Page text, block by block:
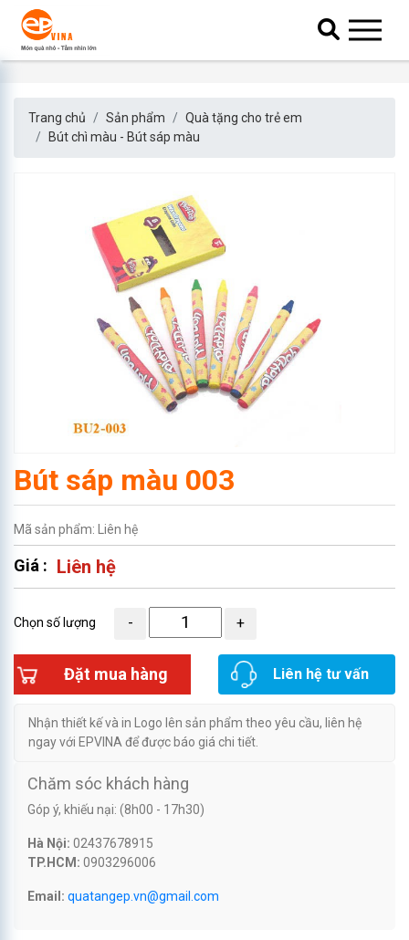
Trang chủ Sản phẩm
Quà tặng cho trẻ em
Bút chì màu - Bút sáp màu
Bút sáp màu 003
Mã sản phẩm: Liên hệ
Giá : Liên hệ
Chọn số lượng
Đặt mua hàng Liên hệ tư vấn
Nhận thiết kế và in Logo lên sản phẩm theo yêu cầu, liên hệ
ngay với EPVINA để được báo giá chi tiết.
Chăm sóc khách hàng
Góp ý, khiếu nại: (8h00 - 17h30)
Hà Nội: 02437678915
TP.HCM: 0903296006
Email: quatangep.vn@gmail.com